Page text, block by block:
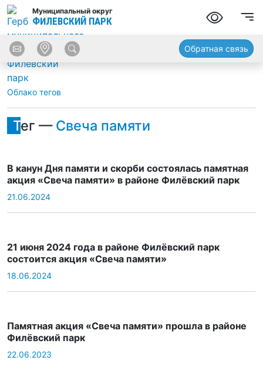
Муниципальный округ
ФИЛЕВСКИЙ ПАРК
Обратная связь
Облако тегов
Тег — Свеча памяти
В канун Дня памяти и скорби состоялась памятная
акция «Свеча памяти» в районе Филёвский парк
21.06.2024
21 июня 2024 года в районе Филёвский парк
состоится акция «Свеча памяти»
18.06.2024
Памятная акция «Свеча памяти» прошла в районе
Филёвский парк
22.06.2023